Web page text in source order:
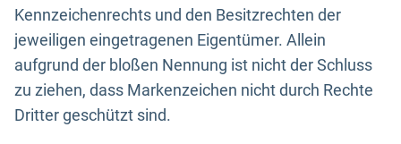
Kennzeichenrechts und den Besitzrechten der
jeweiligen eingetragenen Eigentümer. Allein
aufgrund der bloßen Nennung ist nicht der Schluss
zu ziehen, dass Markenzeichen nicht durch Rechte
Dritter geschützt sind.